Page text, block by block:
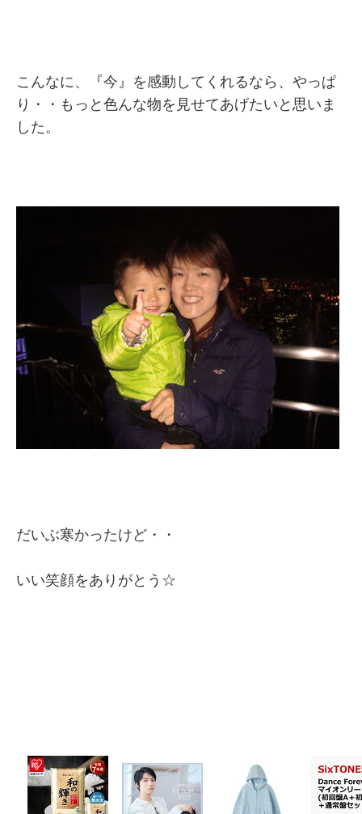
こんなに、『今』を感動してくれるなら、やっぱ
り・・もっと色んな物を見せてあげたいと思いま
した。
だいぶ寒かったけど・・
いい笑顔をありがとう☆